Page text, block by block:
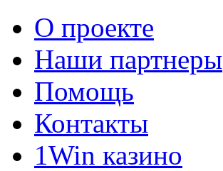
О проекте
Наши партнеры
Помощь
Контакты
1Win казино